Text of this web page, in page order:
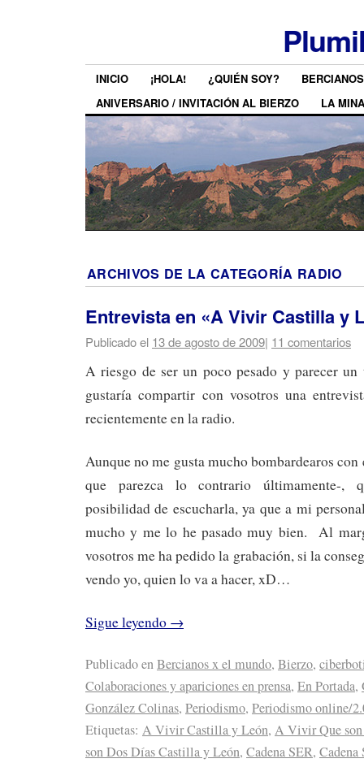
INICIO ¡HOLA! ¿QUIÉN SOY?
ANIVERSARIO / INVITACIÓN AL BIERZO
LA MINA
ARCHIVOS DE LA CATEGORÍA RADIO
Entrevista en «A Vivir Castilla y
Publicado el 13 de agosto de 2009| 11 comentarios
A riesgo de ser un poco pesado y parecer un
gustaría compartir con vosotros una
recientemente en la radio.
Aunque no me gusta mucho bombardearos con
que parezca lo contrario últimamente-,
posibilidad de escucharla, ya que a mi
mucho y me lo he pasado muy bien. Al
vosotros me ha pedido la grabación, si la
vendo yo, quien lo va a hacer, xD…
Sigue leyendo →
Publicado enBercianos x el mundo, Bierzo,
Colaboraciones y apariciones en prensa, En Portada,
González Colinas, Periodismo, Periodismo online/
Etiquetas: A Vivir Castilla y León, A Vivir Que
son Dos Días Castilla y León, Cadena SER,